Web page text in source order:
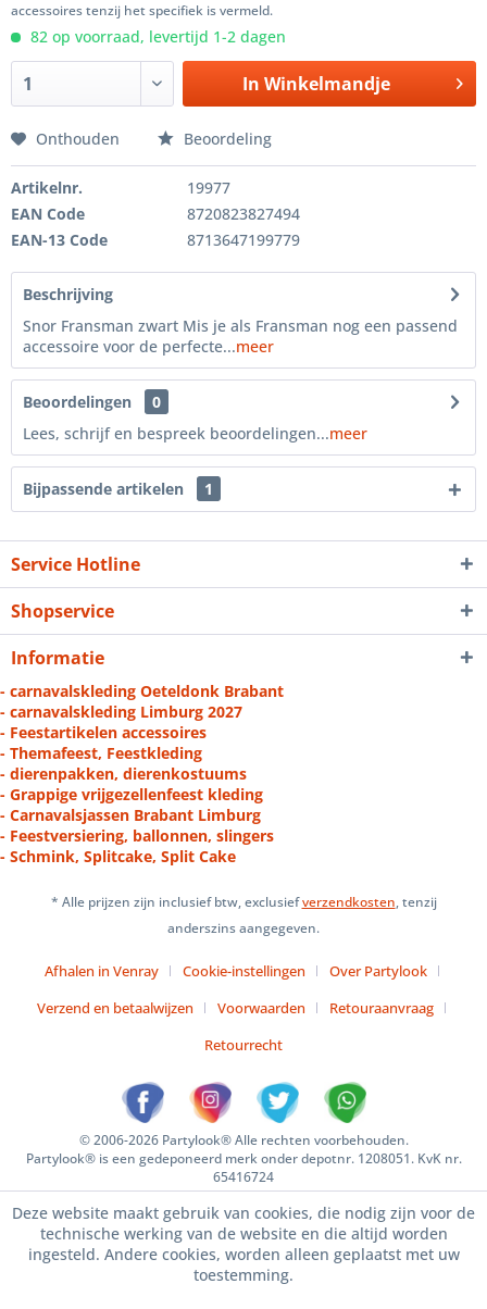
accessoires tenzij het specifiek is vermeld.
82 op voorraad, levertijd 1-2 dagen
In Winkelmandje
Onthouden Beoordeling
Artikelnr.
19977
EAN Code
8720823827494
EAN-13 Code
8713647199779
Beschrijving
Snor Fransman zwart Mis je als Fransman nog een passend
accessoire voor de perfecte...meer
Beoordelingen
0
Lees, schrijf en bespreek beoordelingen...meer
Bijpassende artikelen 1
Service Hotline
Shopservice
Informatie
- carnavalskleding Oeteldonk Brabant
- carnavalskleding Limburg 2027
- Feestartikelen accessoires
- Themafeest, Feestkleding
- dierenpakken, dierenkostuums
- Grappige vrijgezellenfeest kleding
- Carnavalsjassen Brabant Limburg
- Feestversiering, ballonnen, slingers
- Schmink, Splitcake, Split Cake
* Alle prijzen zijn inclusief btw, exclusiefverzendkosten, tenzij
anderszins aangegeven.
Afhalen in Venray Cookie-instellingen
Over Partylook
Verzend en betaalwijzen
Voorwaarden
Retouraanvraag
Retourrecht
© 2006-2026 Partylook® Alle rechten voorbehouden.
Partylook® is een gedeponeerd merk onder depotnr. 1208051. KvK nr.
65416724
Deze website maakt gebruik van cookies, die nodig zijn voor de
technische werking van de website en die altijd worden
ingesteld. Andere cookies, worden alleen geplaatst met uw
toestemming.